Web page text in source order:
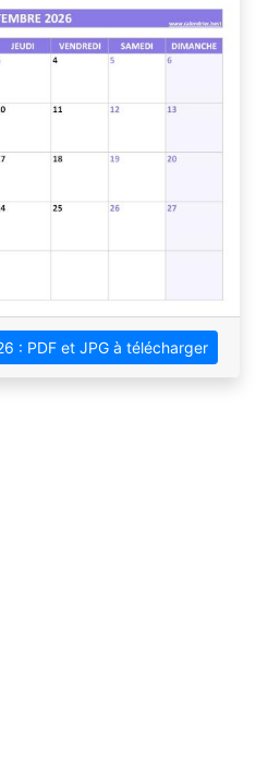
: PDF et JPG à télécharger